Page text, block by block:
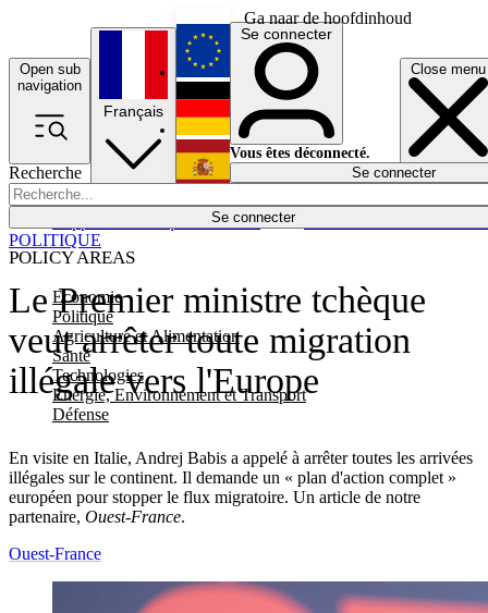
Ga naar de hoofdinhoud
Open sub
navigation
Close menu
Recherche
Se connecter
POLICY AREAS
Economie
Politique
Agriculture et Alimentation
Santé
Technologies
Energie, Environnement et Transport
Défense
Économie
Français
English
Deutsch
Español
Se connecter
Vous êtes déconnecté.
Se connecter
Le Premier ministre tchèque
veut arrêter toute migration
illégale vers l'Europe
En visite en Italie, Andrej Babis a appelé à arrêter toutes les arrivées
illégales sur le continent. Il demande un « plan d'action complet »
européen pour stopper le flux migratoire. Un article de notre
partenaire, Ouest-France.
POLITIQUE
Ouest-France